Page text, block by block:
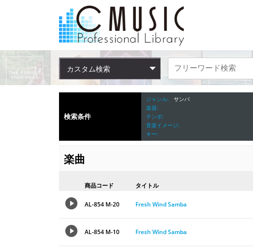
カスタム検索
検索条件
ジャンル
サンバ
楽器
テンポ
音楽イメージ
キー
楽曲
商品コード タイトル
AL-854 M-20 Fresh Wind Samba
AL-854 M-10 Fresh Wind Samba